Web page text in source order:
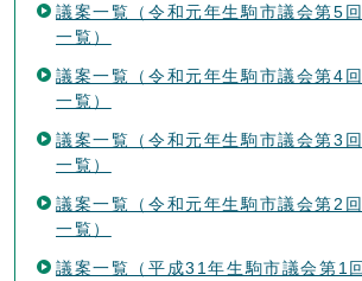
議案一覧（令和元年生駒市議会第5
一覧）
議案一覧（令和元年生駒市議会第4
一覧）
議案一覧（令和元年生駒市議会第3
一覧）
議案一覧（令和元年生駒市議会第2
一覧）
議案一覧（平成31年生駒市議会第1